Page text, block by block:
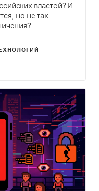
властей? И
но не так